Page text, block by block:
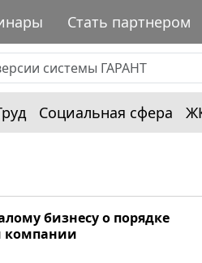
Стать партнером
Социальная сфера
бизнесу о порядке
компании